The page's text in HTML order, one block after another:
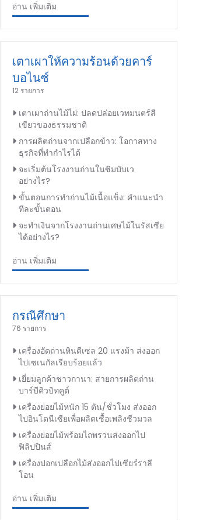
อ่าน เพิ่มเติม
เตาเผาให้ความร้อนด้วยคาร์
บอไนซ์
12 รายการ
เตาเผาถ่านไม้ไผ่: ปลดปล่อยเวทมนตร์สี
เขียวของธรรมชาติ
การผลิตถ่านจากเปลือกข้าว: โอกาสทาง
ธุรกิจที่ทำกำไรได้
จะเริ่มต้นโรงงานถ่านในซิมบับเว
อย่างไร?
ขั้นตอนการทำถ่านไม้เนื้อแข็ง: คำแนะนำ
ทีละขั้นตอน
จะทำเงินจากโรงงานถ่านเศษไม้ในรัสเซีย
ได้อย่างไร?
อ่าน เพิ่มเติม
กรณีศึกษา
76 รายการ
เครื่องอัดถ่านหินดีเซล 20 แรงม้า ส่งออก
ไปเซเนกัลเรียบร้อยแล้ว
เยี่ยมลูกค้าชาวกานา: สายการผลิตถ่าน
บาร์บีคิวบิทคูต์
เครื่องย่อยไม้หนัก 15 ตัน/ชั่วโมง ส่งออก
ไปอินโดนีเซียเพื่อผลิตเชื้อเพลิงชีวมวล
เครื่องย่อยไม้พร้อมไถพรวนส่งออกไป
ฟิลิปปินส์
เครื่องปอกเปลือกไม้ส่งออกไปเซียร์ราลี
โอน
อ่าน เพิ่มเติม